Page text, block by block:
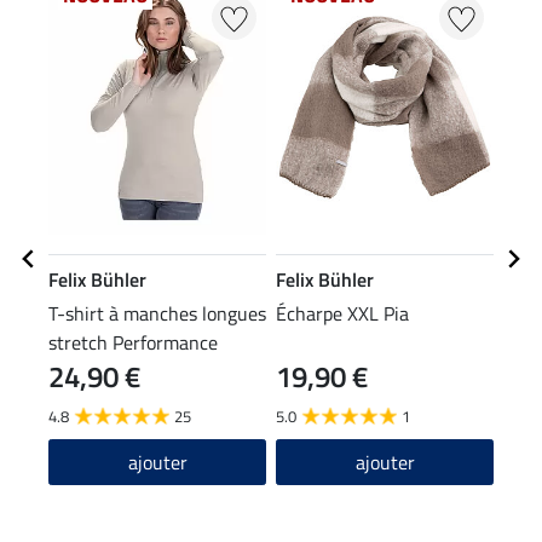
Felix Bühler
T-shirt à manches longues
stretch Performance
Frieda
24,90 €
4.8 25
ajouter
Felix Bühler
Écharpe XXL Pia
19,90 €
5.0 1
ajouter